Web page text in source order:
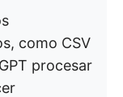
como CSV
procesar